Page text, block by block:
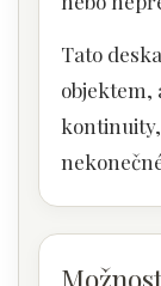
Tato
objektem,